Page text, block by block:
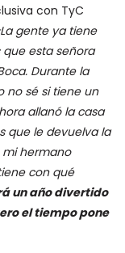
con TyC
gente ya tiene
que esta señora
Durante la
no sé si tiene un
allanó la casa
que le devuelva la
hermano
con qué
un año divertido
el tiempo pone